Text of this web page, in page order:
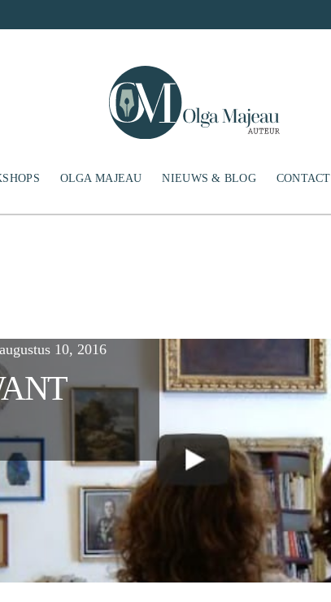
OLGA MAJEAU NIEUWS & BLOG CONTACT
10, 2016